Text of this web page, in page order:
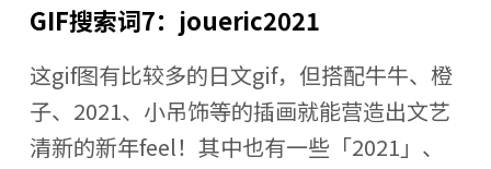
GIF搜索词7：joueric2021
这gif图有比较多的日文gif，但搭配牛牛、橙
子、2021、小吊饰等的插画就能营造出文艺
清新的新年feel！其中也有一些「2021」、